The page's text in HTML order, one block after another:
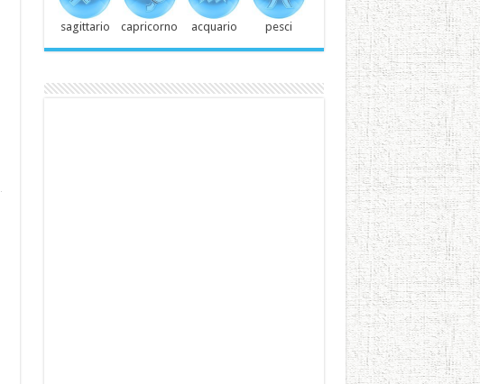
sagittario capricorno acquario pesci